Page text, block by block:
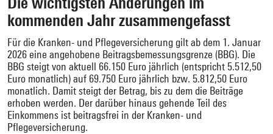
kommenden Jahr zusammengefasst
Für die Kranken- und Pflegeversicherung gilt ab dem 1. Januar
2026 eine angehobene Beitragsbemessungsgrenze (BBG). Die
BBG steigt von aktuell 66.150 Euro jährlich (entspricht 5.512,50
Euro monatlich) auf 69.750 Euro jährlich bzw. 5.812,50 Euro
monatlich. Damit steigt der Betrag, bis zu dem die Beiträge
erhoben werden. Der darüber hinaus gehende Teil des
Einkommens ist beitragsfrei in der Kranken- und
Pflegeversicherung.